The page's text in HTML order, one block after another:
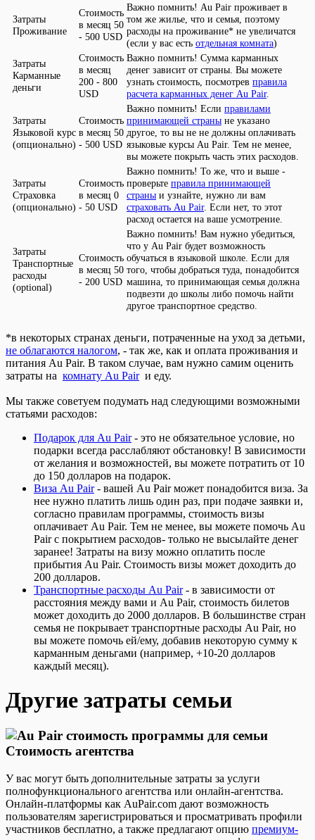
Проживание
50
- 500 USD
Au Pair проживает в
том же жилье, что и семья, поэтому
расходы на проживание* не увеличатся
(если у вас есть отдельная комната)
Карманные
деньги
200 - 800
USD
Сумма карманных
денег зависит от страны. Вы можете
узнать стоимость, посмотрев правила
расчета карманных денег Au Pair.
Языковой курс
(опционально)
50
- 500 USD
Если правилами
принимающей страны не указано
другое, то вы не не должны оплачивать
языковые курсы Au Pair. Тем не менее,
вы можете покрыть часть этих расходов.
Страховка
(опционально)
0
- 50 USD
То же, что и выше -
проверьте правила принимающей
страны и узнайте, нужно ли вам
страховать Au Pair. Если нет, то этот
расход остается на ваше усмотрение.
Транспортные
расходы
(optional)
50
- 200 USD
Вам нужно убедиться,
что у Au Pair будет возможность
обучаться в языковой школе. Если для
того, чтобы добраться туда, понадобится
машина, то принимающая семья должна
подвезти до школы либо помочь найти
другое транспортное средство.
*в некоторых странах деньги, потраченные на уход за детьми,
не облагаются налогом, - так же, как и оплата проживания и
питания Au Pair. В таком случае, вам нужно самим оценить
затраты на комнату Au Pairи еду.
Мы также советуем подумать над следующими возможными
статьями расходов:
Подарок для Au Pair- это не обязательное условие, но
подарки всегда расслабляют обстановку! В зависимости
от желания и возможностей, вы можете потратить от 10
до 150 долларов на подарок.
Виза Au Pair- вашей Au Pair может понадобится виза. За
нее нужно платить лишь один раз, при подаче заявки и,
согласно правилам программы, стоимость визы
оплачивает Au Pair. Тем не менее, вы можете помочь Au
Pair с покрытием расходов- только не высылайте денег
заранее! Затраты на визу можно оплатить после
прибытия Au Pair. Стоимость визы может доходить до
200 долларов.
Транспортные расходы Au Pair- в зависимости от
расстояния между вами и Au Pair, стоимость билетов
может доходить до 2000 долларов. В большинстве стран
семья не покрывает транспортные расходы Au Pair, но
вы можете помочь ей/ему, добавив некоторую сумму к
карманным деньгами (например, +10-20 долларов
каждый месяц).
Другие затраты семьи
Стоимость агентства
У вас могут быть дополнительные затраты за услуги
полнофункционального агентства или онлайн-агентства.
Онлайн-платформы как AuPair.com дают возможность
пользователям зарегистрироваться и просматривать профили
участников бесплатно, а также предлагают опцию премиум-